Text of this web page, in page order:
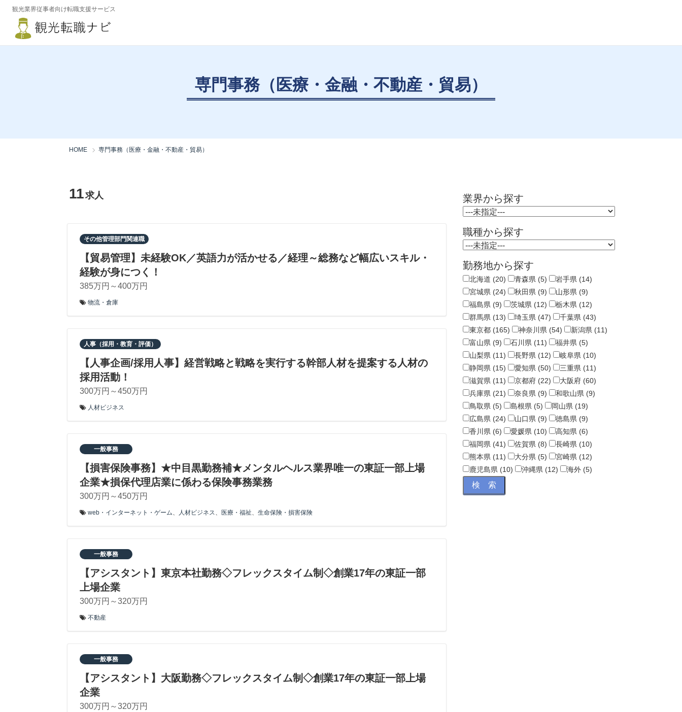
観光業界従事者向け転職支援サービス
専門事務（医療・金融・不動産・貿易）
HOME 専門事務（医療・金融・不動産・貿易）
11求人
その他管理部門関連職
【貿易管理】未経験OK／英語力が活かせる／経理～総務など幅広いスキル・
経験が身につく！
385万円～400万円
物流・倉庫
人事（採用・教育・評価）
【人事企画/採用人事】経営戦略と戦略を実行する幹部人材を提案する人材の
採用活動！
300万円～450万円
人材ビジネス
一般事務
【損害保険事務】★中目黒勤務補★メンタルヘルス業界唯一の東証一部上場
企業★損保代理店業に係わる保険事務業務
300万円～450万円
web・インターネット・ゲーム、 人材ビジネス、 医療・福祉、 生命保険・損害保険
一般事務
【アシスタント】東京本社勤務◇フレックスタイム制◇創業17年の東証一部
上場企業
300万円～320万円
不動産
一般事務
【アシスタント】大阪勤務◇フレックスタイム制◇創業17年の東証一部上場
企業
300万円～320万円
業界から探す
職種から探す
勤務地から探す
北海道 (20) 青森県 (5)
岩手県 (14)
宮城県 (24)
秋田県 (9)
山形県 (9)
福島県 (9)
茨城県 (12)
栃木県 (12)
群馬県 (13)
埼玉県 (47)
千葉県 (43)
東京都 (165)
神奈川県 (54)
新潟県 (11)
富山県 (9)
石川県 (11)
福井県 (5)
山梨県 (11)
長野県 (12)
岐阜県 (10)
静岡県 (15)
愛知県 (50)
三重県 (11)
滋賀県 (11)
京都府 (22)
大阪府 (60)
兵庫県 (21)
奈良県 (9)
和歌山県 (9)
鳥取県 (5)
島根県 (5)
岡山県 (19)
広島県 (24)
山口県 (9)
徳島県 (9)
香川県 (6)
愛媛県 (10)
高知県 (6)
福岡県 (41)
佐賀県 (8)
長崎県 (10)
熊本県 (11)
大分県 (5)
宮崎県 (12)
鹿児島県 (10)
沖縄県 (12) 海外 (5)